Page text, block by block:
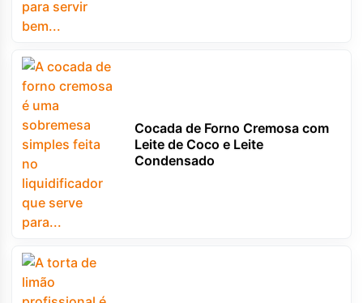
Cocada de Forno Cremosa com
Leite de Coco e Leite
Condensado